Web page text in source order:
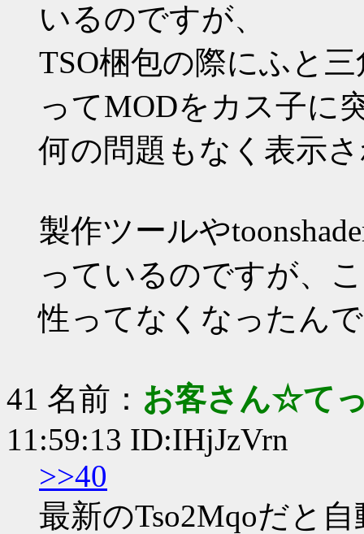
いるのですが、
TSO梱包の際にふと
ってMODをカス子に
何の問題もなく表示
製作ツールや
っているのですが、
性ってなくなったん
41 名前： お客さん☆て
11:59:13 ID:IHjJzVrn
>>40
最新のTso2Mqoだと